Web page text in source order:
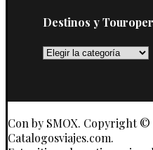
Destinos y
Destinos
Conby SMOX. Copyright ©
Catalogosviajes.com.